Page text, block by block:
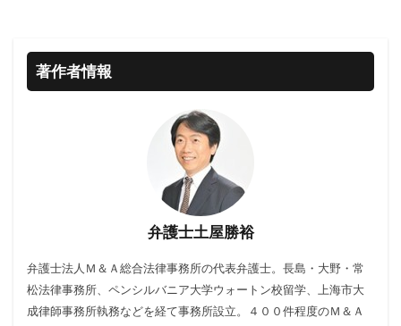
著作者情報
弁護士土屋勝裕
弁護士法人Ｍ＆Ａ総合法律事務所の代表弁護士。長島・大野・常
松法律事務所、ペンシルバニア大学ウォートン校留学、上海市大
成律師事務所執務などを経て事務所設立。４００件程度のＭ＆Ａ